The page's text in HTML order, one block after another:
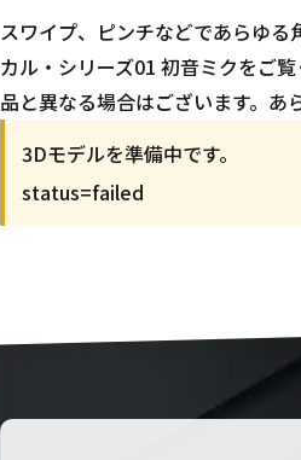
スワイプ、ピンチなどであらゆ
カル・シリーズ01 初音ミクをご
品と異なる場合はございます。あ
3Dモデルを準備中です。
status=failed